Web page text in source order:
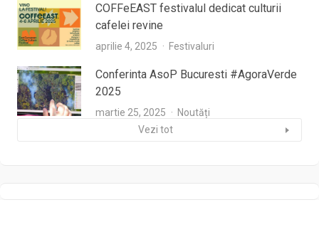
COFFeEAST festivalul dedicat culturii
cafelei revine
aprilie 4, 2025 Festivaluri
Conferinta AsoP Bucuresti #AgoraVerde
2025
martie 25, 2025
Noutăți
Vezi tot